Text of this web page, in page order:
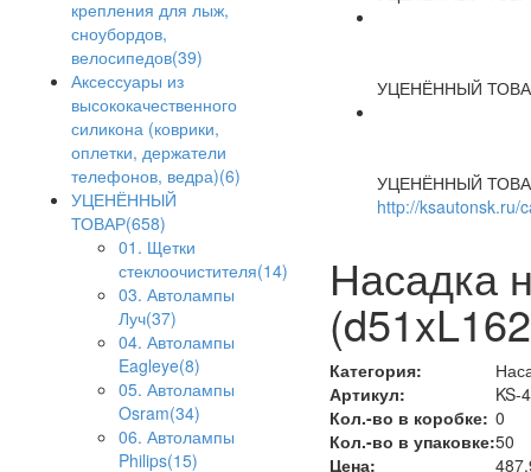
крепления для лыж,
сноубордов,
велосипедов(39)
Аксессуары из
высококачественного
силикона (коврики,
оплетки, держатели
телефонов, ведра)(6)
УЦЕНЁННЫЙ
ТОВАР(658)
01. Щетки
стеклоочистителя(14)
03. Автолампы
Луч(37)
04. Автолампы
Eagleye(8)
05. Автолампы
Osram(34)
06. Автолампы
Philips(15)
УЦЕНЁННЫЙ
УЦЕНЁННЫЙ
http://ksautonsk.ru/
Насадка
Категория:
Артикул:
KS-
Кол.-во в коробке: 0
Кол.-во в упаковке:50
Цена: